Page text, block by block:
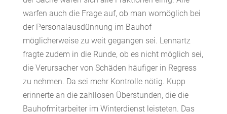
warfen auch die Frage auf, ob man womöglich bei
der Personalausdünnung im Bauhof
möglicherweise zu weit gegangen sei. Lennartz
fragte zudem in die Runde, ob es nicht möglich sei,
die Verursacher von Schäden häufiger in Regress
zu nehmen. Da sei mehr Kontrolle nötig. Kupp
erinnerte an die zahllosen Überstunden, die die
Bauhofmitarbeiter im Winterdienst leisteten. Das